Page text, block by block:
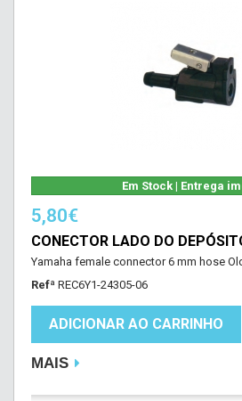
Em Stock | Entrega
5,80€
CONECTOR LADO DO
Yamaha female connector 6 mm hose
Refª REC6Y1-24305-06
ADICIONAR AO CARRINHO
MAIS